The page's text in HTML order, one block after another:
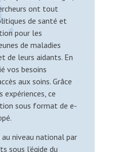
ont tout
de santé et
pour les
de maladies
de leurs aidants. En
vos besoins
aux soins. Grâce
expériences, ce
sous format de e-
niveau national par
sous l’égide du